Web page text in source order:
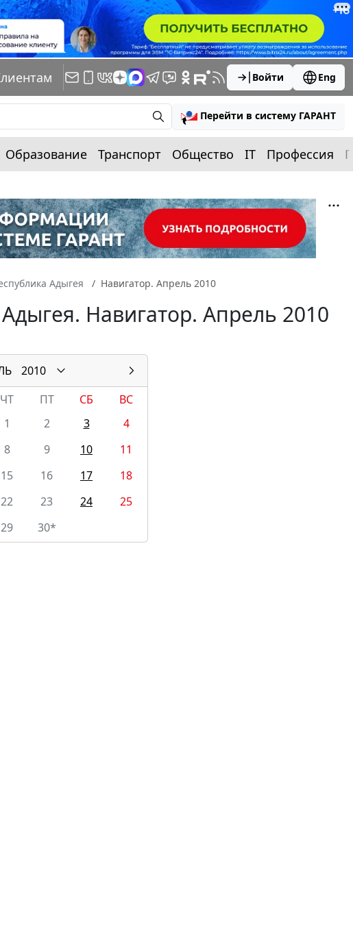
Войти Eng
Перейти в систему ГАРАНТ
Образование Транспорт Общество IT Профессия
Адыгея Навигатор. Апрель 2010
Навигатор. Апрель 2010
2010
ЧТ ПТ СБ
ВС
1
2 3
4
8 9 10
11
15 16 17
18
22 23 24
25
29 30*